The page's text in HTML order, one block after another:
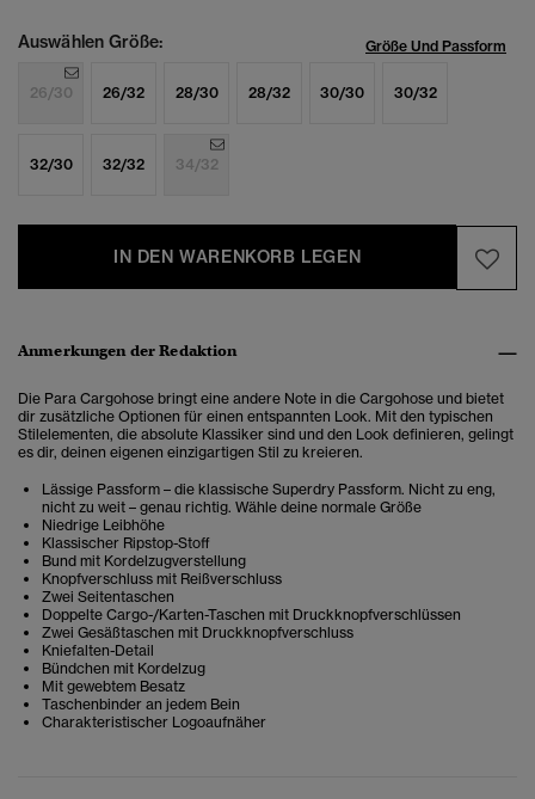
Auswählen Größe: Größe Und Passform
26/30 26/32 28/30 28/32 30/30 30/32
32/30 32/32 34/32
IN DEN WARENKORB LEGEN
Anmerkungen der Redaktion
Die Para Cargohose bringt eine andere Note in die Cargohose und bietet
dir zusätzliche Optionen für einen entspannten Look. Mit den typischen
Stilelementen, die absolute Klassiker sind und den Look definieren, gelingt
es dir, deinen eigenen einzigartigen Stil zu kreieren.
Lässige Passform – die klassische Superdry Passform. Nicht zu eng,
nicht zu weit – genau richtig. Wähle deine normale Größe
Niedrige Leibhöhe
Klassischer Ripstop-Stoff
Bund mit Kordelzugverstellung
Knopfverschluss mit Reißverschluss
Zwei Seitentaschen
Doppelte Cargo-/Karten-Taschen mit Druckknopfverschlüssen
Zwei Gesäßtaschen mit Druckknopfverschluss
Kniefalten-Detail
Bündchen mit Kordelzug
Mit gewebtem Besatz
Taschenbinder an jedem Bein
Charakteristischer Logoaufnäher